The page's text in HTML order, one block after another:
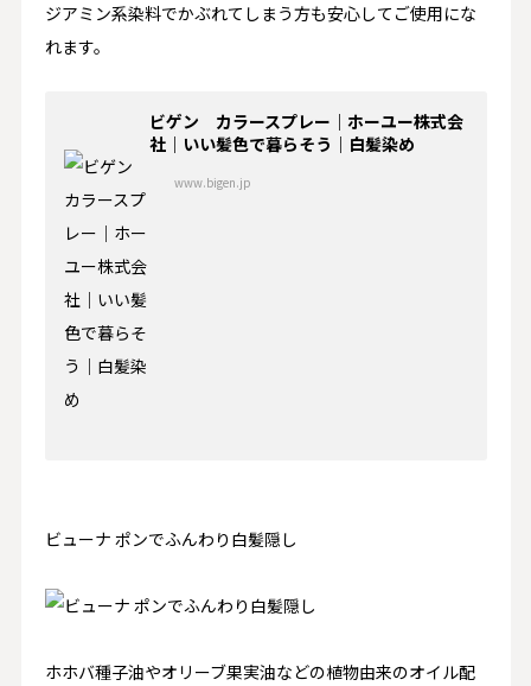
ジアミン系染料でかぶれてしまう方も安心してご使用にな
れます。
ビゲン カラースプレー｜ホーユー株式会
社｜いい髪色で暮らそう｜白髪染め
www.bigen.jp
ビューナ ポンでふんわり白髪隠し
ホホバ種子油やオリーブ果実油などの植物由来のオイル配